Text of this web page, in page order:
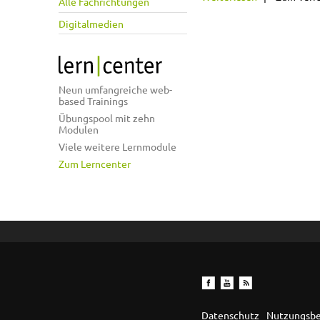
Digitalmedien
Neun umfangreiche web-
based Trainings
Übungspool mit zehn
Modulen
Viele weitere Lernmodule
Zum Lerncenter
Datenschutz